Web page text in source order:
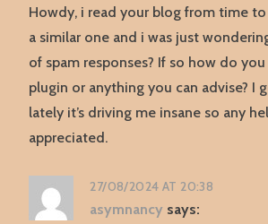
Howdy, i read your blog from time
a similar one and i was just
of spam responses? If so how do
plugin or anything you can advise? I
lately it’s driving me insane so any
appreciated.
27/08/2024 AT 20:38
asymnancy says: